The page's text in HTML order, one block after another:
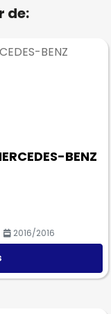
de:
BENZ
2016/2016